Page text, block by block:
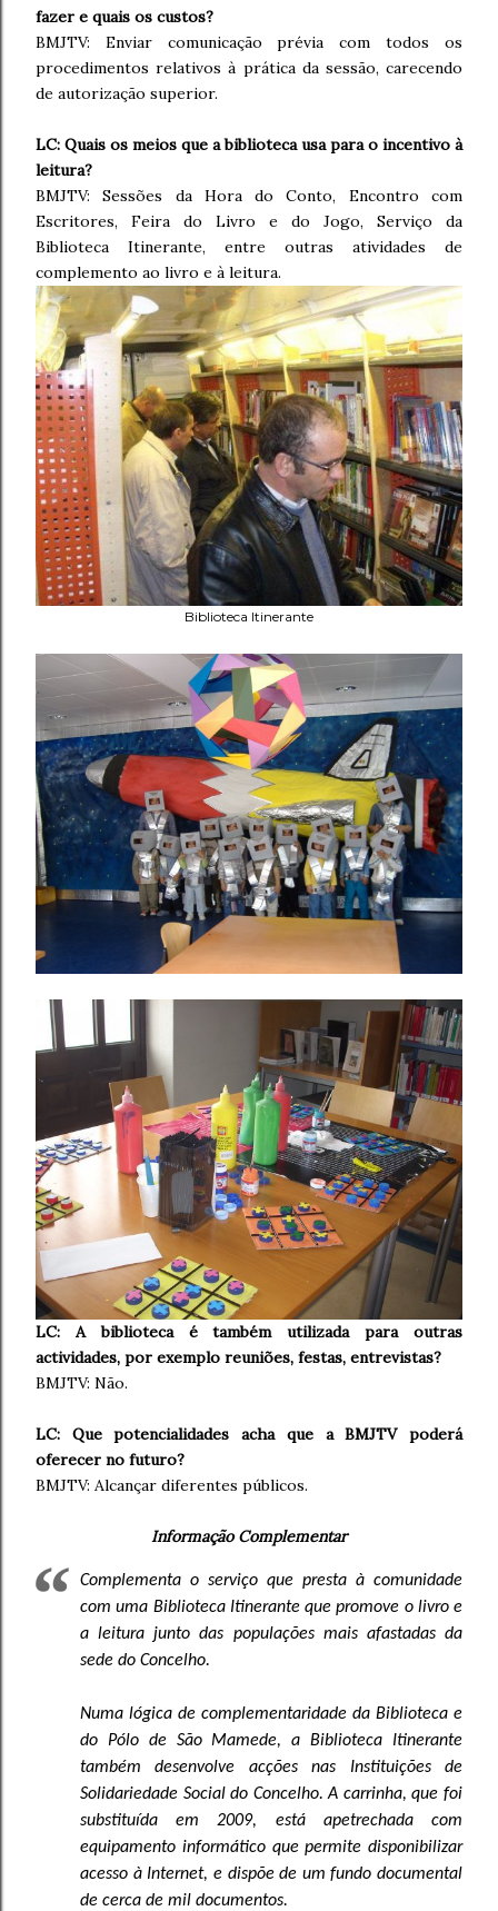
fazer e quais os custos?
BMJTV: Enviar comunicação prévia com todos os
procedimentos relativos à prática da sessão, carecendo
de autorização superior.
LC: Quais os meios que a biblioteca usa para o incentivo à
leitura?
BMJTV: Sessões da Hora do Conto, Encontro com
Escritores, Feira do Livro e do Jogo, Serviço da
Biblioteca Itinerante, entre outras atividades de
complemento ao livro e à leitura.
Biblioteca Itinerante
LC: A biblioteca é também utilizada para outras
actividades, por exemplo reuniões, festas, entrevistas?
BMJTV: Não.
LC: Que potencialidades acha que a BMJTV poderá
oferecer no futuro?
BMJTV: Alcançar diferentes públicos.
Informação Complementar
Complementa o serviço que presta à comunidade
com uma Biblioteca Itinerante que promove o livro e
a leitura junto das populações mais afastadas da
sede do Concelho.
Numa lógica de complementaridade da Biblioteca e
do Pólo de São Mamede, a Biblioteca Itinerante
também desenvolve acções nas Instituições de
Solidariedade Social do Concelho. A carrinha, que foi
substituída em 2009, está apetrechada com
equipamento informático que permite disponibilizar
acesso à Internet, e dispõe de um fundo documental
de cerca de mil documentos.